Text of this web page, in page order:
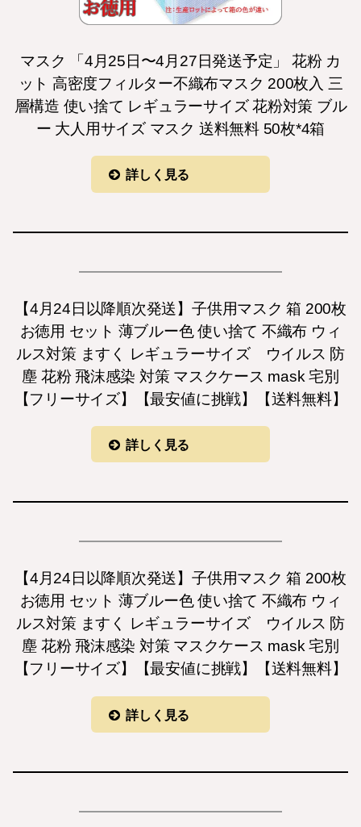
マスク 「4月25日〜4月27日発送予定」 花粉 カ
ット 高密度フィルター不織布マスク 200枚入 三
層構造 使い捨て レギュラーサイズ 花粉対策 ブル
ー 大人用サイズ マスク 送料無料 50枚*4箱
詳しく見る
【4月24日以降順次発送】子供用マスク 箱 200枚
お徳用 セット 薄ブルー色 使い捨て 不織布 ウィ
ルス対策 ますく レギュラーサイズ ウイルス 防
塵 花粉 飛沫感染 対策 マスクケース mask 宅別
【フリーサイズ】【最安値に挑戦】【送料無料】
詳しく見る
【4月24日以降順次発送】子供用マスク 箱 200枚
お徳用 セット 薄ブルー色 使い捨て 不織布 ウィ
ルス対策 ますく レギュラーサイズ ウイルス 防
塵 花粉 飛沫感染 対策 マスクケース mask 宅別
【フリーサイズ】【最安値に挑戦】【送料無料】
詳しく見る